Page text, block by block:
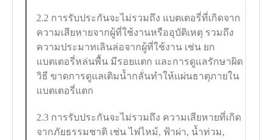
2.2 การรับประกันจะไม่รวมถึง แบตเตอรี่ที่เกิดจาก
ความเสียหายจากผู้ที่ใช้งานหรืออุบัติเหตุ รวมถึง
ความประมาทเลินล่อจากผู้ที่ใช้งาน เช่น ยก
แบตเตอรี่หล่นพื้น มีรอยแตก และการดูแลรักษาผิด
วิธี ขาดการดูแลเติมน้ำกลั่นทำให้แผ่นธาตุภายใน
แบตเตอรี่แตก
2.3 การรับประกันจะไม่รวมถึง ความเสียหายที่เกิด
จากภัยธรรมชาติ เช่น ไฟไหม้, ฟ้าผ่า, น้ำท่วม,